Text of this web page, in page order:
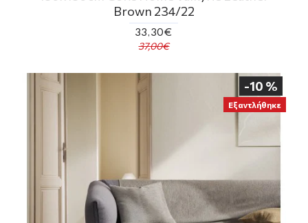
Brown 234/22
33,30€
37,00€
-10 %
Εξαντλήθηκε